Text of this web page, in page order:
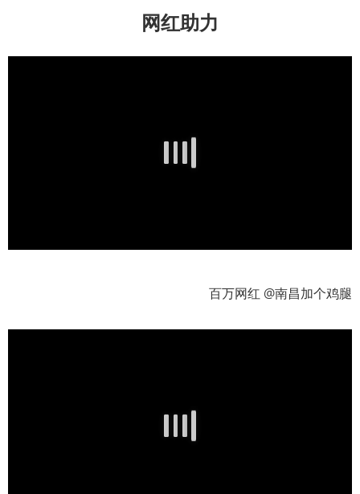
网红助力
百万网红 @南昌加个鸡腿